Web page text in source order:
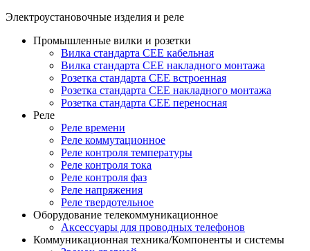
Электроустановочные изделия и реле
Промышленные вилки и розетки
Вилка стандарта CEE кабельная
Вилка стандарта CEE накладного монтажа
Розетка стандарта CEE встроенная
Розетка стандарта СЕЕ накладного монтажа
Розетка стандарта СЕЕ переносная
Реле
Реле времени
Реле коммутационное
Реле контроля температуры
Реле контроля тока
Реле контроля фаз
Реле напряжения
Реле твердотельное
Оборудование телекоммуникационное
Аксессуары для проводных телефонов
Коммуникационная техника/Компоненты и системы